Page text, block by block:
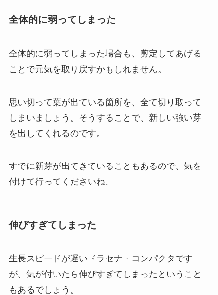
全体的に弱ってしまった
全体的に弱ってしまった場合も、剪定してあげる
ことで元気を取り戻すかもしれません。
思い切って葉が出ている箇所を、全て切り取って
しまいましょう。 そうすることで、新しい強い芽
を出してくれるのです。
すでに新芽が出てきていることもあるので、気を
付けて行ってくださいね。
伸びすぎてしまった
生長スピードが遅いドラセナ・コンパクタです
が、気が付いたら伸びすぎてしまったということ
もあるでしょう。